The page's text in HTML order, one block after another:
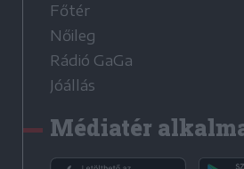
Főtér
Nőileg
Rádió GaGa
Jóállás
Médiatér